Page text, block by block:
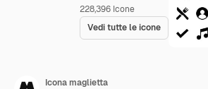
228,396 Icone
Vedi tutte le icone
Icona maglietta